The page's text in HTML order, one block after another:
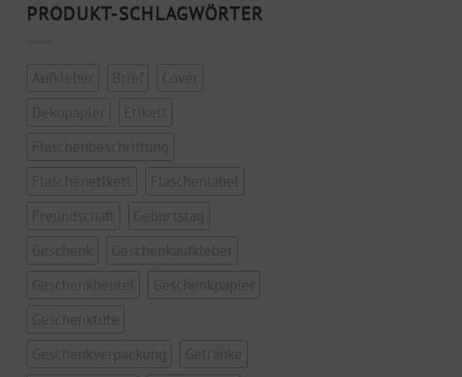
PRODUKT-SCHLAGWÖRTER
Aufkleber Brief
Cover
Dekopapier
Etikett
Flaschenbeschriftung
Flaschenetikett
Flaschenlabel
Freundschaft
Geburtstag
Geschenk
Geschenkaufkleber
Geschenkbeutel
Geschenkpapier
Geschenktüte
Geschenkverpackung
Getränke